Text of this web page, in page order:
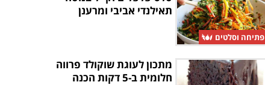
פתיחה וסלטים
תאילנדי אביבי ומרענן
מתכון לעוגת שוקולד פרווה
חלומית ב-5 דקות הכנה